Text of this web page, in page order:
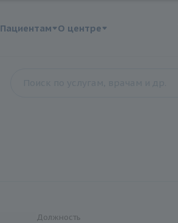
Пациентам О центре
Должность